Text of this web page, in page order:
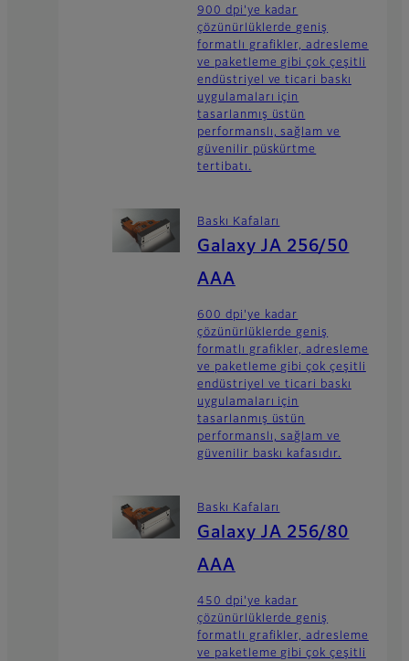
900 dpi'ye kadar
çözünürlüklerde geniş
formatlı grafikler, adresleme
ve paketleme gibi çok çeşitli
endüstriyel ve ticari baskı
uygulamaları için
tasarlanmış üstün
performanslı, sağlam ve
güvenilir püskürtme
tertibatı.
Baskı Kafaları
Galaxy JA 256/50
AAA
600 dpi'ye kadar
çözünürlüklerde geniş
formatlı grafikler, adresleme
ve paketleme gibi çok çeşitli
endüstriyel ve ticari baskı
uygulamaları için
tasarlanmış üstün
performanslı, sağlam ve
güvenilir baskı kafasıdır.
Baskı Kafaları
Galaxy JA 256/80
AAA
450 dpi'ye kadar
çözünürlüklerde geniş
formatlı grafikler, adresleme
ve paketleme gibi çok çeşitli